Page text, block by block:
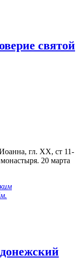
святой
гл. XX, ст 11-
20 марта